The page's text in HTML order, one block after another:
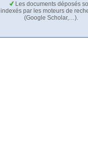
Les documents déposés
indexés par les moteurs de
(Google Scholar,…).